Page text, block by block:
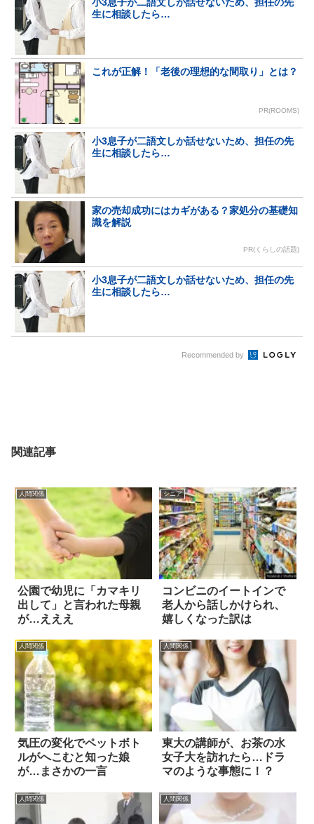
生に相談したら…
これが正解！「老後の理想的な間取り」とは？
PR(ROOMS)
小3息子が二語文しか話せないため、担任の先
生に相談したら…
家の売却成功にはカギがある？家処分の基礎知
識を解説
PR(くらしの話題)
小3息子が二語文しか話せないため、担任の先
生に相談したら…
Recommended by
関連記事
人間関係
公園で幼児に「カマキリ
出して」と言われた母親
が…えええ
シニア
コンビニのイートインで
老人から話しかけられ、
嬉しくなった訳は
人間関係
気圧の変化でペットボト
ルがへこむと知った娘
が…まさかの一言
人間関係
東大の講師が、お茶の水
女子大を訪れたら…ドラ
マのような事態に！？
人間関係 人間関係